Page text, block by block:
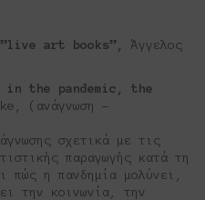
art books”,
Άγγελος
in the pandemic, the
(ανάγνωση –
σχετικά με τις
παραγωγής κατά τη
πώς η πανδημία μολύνει,
την κοινωνία, την